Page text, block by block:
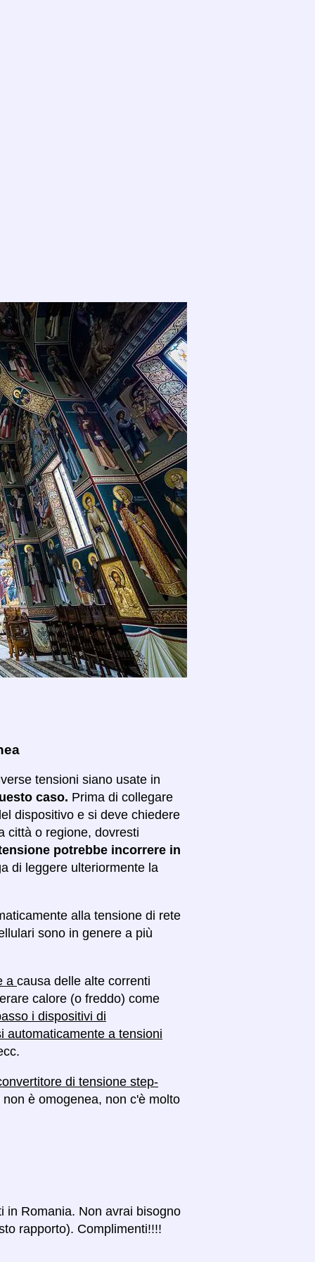
tensioni siano usate in
caso. Prima di collegare
dispositivo e si deve chiedere
città o regione, dovresti
potrebbe incorrere in
di leggere ulteriormente la
alla tensione di rete
sono in genere a più
a causa delle alte correnti
calore (o freddo) come
i dispositivi di
automaticamente a tensioni
di tensione step-
è omogenea, non c'è molto
in Romania. Non avrai bisogno
rapporto). Complimenti!!!!